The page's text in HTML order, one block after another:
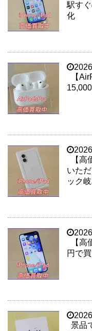
駅す
化
【
【
いた
ック
【
円で
景品